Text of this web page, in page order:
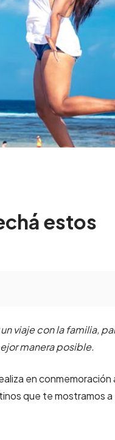
estos
viaje con la familia,
manera posible.
en conmemoración
que te mostramos a